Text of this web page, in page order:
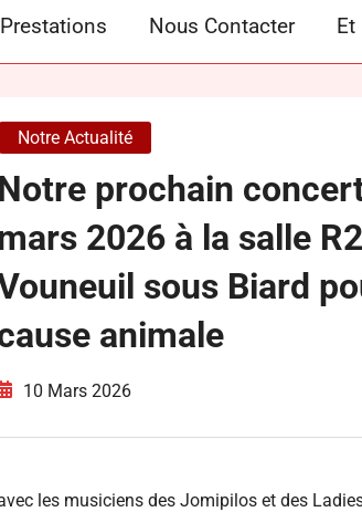
Nous Contacter Et
Notre Actualité
Notre prochain
2026 à la salle
sous Biard
animale
10 Mars 2026
les musiciens des Jomipilos et des